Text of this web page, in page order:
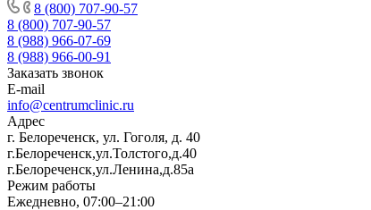
8 (800) 707-90-57
8 (800) 707-90-57
8 (988) 966-07-69
8 (988) 966-00-91
Заказать звонок
E-mail
info@centrumclinic.ru
Адрес
г. Белореченск, ул. Гоголя, д. 40
г.Белореченск,ул.Толстого,д.40
г.Белореченск,ул.Ленина,д.85а
Режим работы
Ежедневно, 07:00–21:00